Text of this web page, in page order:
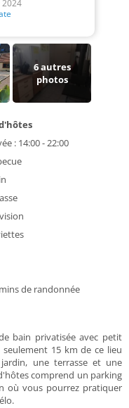
2024
6autres
photos
: 14:00 - 22:00
de randonnée
bain privatisée avec petit
15 km de ce lieu
une terrasse et une
comprend un parking
où vous pourrez pratiquer